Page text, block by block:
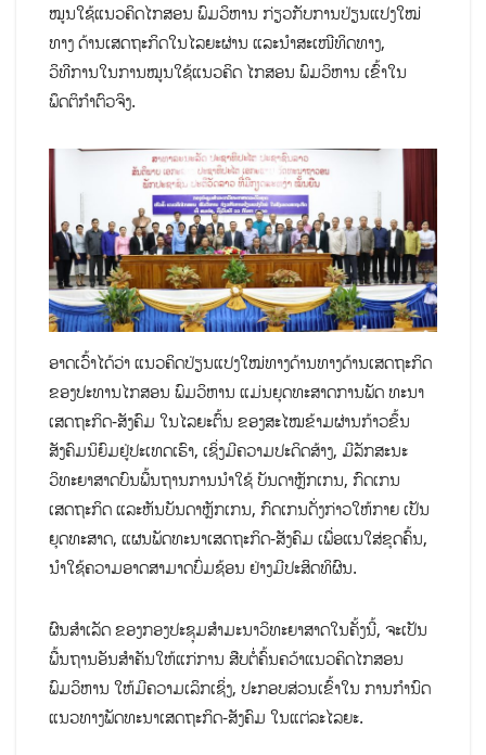
ໝູນໃຊ້ແນວຄິດໄກສອນ ພົມວິຫານ ກ່ຽວກັບການປ່ຽນແປງໃໝ່
ທາງ ດ້ານເສດຖະກິດໃນໄລຍະຜ່ານ ແລະນຳສະເໜີທິດທາງ,
ວິທີການໃນການໝູນໃຊ້ແນວຄິດ ໄກສອນ ພົມວິຫານ ເຂົ້າໃນ
ພຶດຕິກຳຕົວຈິງ.
ອາດເວົ້າໄດ້ວ່າ ແນວຄິດປ່ຽນແປງໃໝ່ທາງດ້ານທາງດ້ານເສດຖະກິດ
ຂອງປະທານໄກສອນ ພົມວິຫານ ແມ່ນຍຸດທະສາດການພັດ ທະນາ
ເສດຖະກິດ-ສັງຄົມ ໃນໄລຍະຕົ້ນ ຂອງສະໄໝຂ້າມຜ່ານກ້າວຂຶ້ນ
ສັງຄົມນິຍົມຢູ່ປະເທດເຮົາ, ເຊິ່ງມີຄວາມປະດິດສ້າງ, ມີລັກສະນະ
ວິທະຍາສາດບົນພື້ນຖານການນຳໃຊ້ ບັນດາຫຼັກເກນ, ກົດເກນ
ເສດຖະກິດ ແລະຫັນບັນດາຫຼັກເກນ, ກົດເກນດັ່ງກ່າວໃຫ້ກາຍ ເປັນ
ຍຸດທະສາດ, ແຜນພັດທະນາເສດຖະກິດ-ສັງຄົມ ເພື່ອແນໃສ່ຂຸດຄົ້ນ,
ນຳໃຊ້ຄວາມອາດສາມາດບົ່ມຊ້ອນ ຢ່າງມີປະສິດທິຜົນ.
ຜົນສຳເລັດ ຂອງກອງປະຊຸມສຳມະນາວິທະຍາສາດໃນຄັ້ງນີ້, ຈະເປັນ
ພື້ນຖານອັນສຳຄັນໃຫ້ແກ່ການ ສືບຕໍ່ຄົ້ນຄວ້າແນວຄິດໄກສອນ
ພົມວິຫານ ໃຫ້ມີຄວາມເລິກເຊິ່ງ, ປະກອບສ່ວນເຂົ້າໃນ ການກຳນົດ
ແນວທາງພັດທະນາເສດຖະກິດ-ສັງຄົມ ໃນແຕ່ລະໄລຍະ.